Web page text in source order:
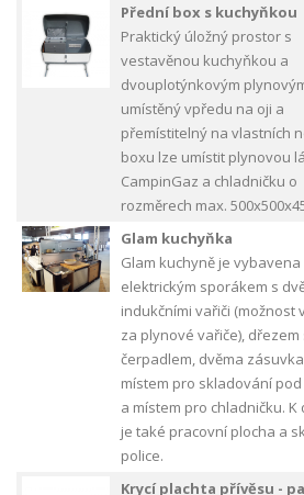
Přední box s kuchyňkou
Praktický úložný prostor s
vestavěnou kuchyňkou a
dvouplotýnkovým
umístěný vpředu na oji a
přemístitelný na vlastních
boxu lze umístit plynovou
CampinGaz a chladničku o
rozměrech max.
Glam kuchyňka
Glam kuchyně je vybavena
elektrickým sporákem s
indukčními vařiči (možnost
za plynové vařiče), dřezem
čerpadlem, dvěma
místem pro skladování
a místem pro chladničku. K
je také pracovní plocha a
police.
Krycí plachta přívěsu -